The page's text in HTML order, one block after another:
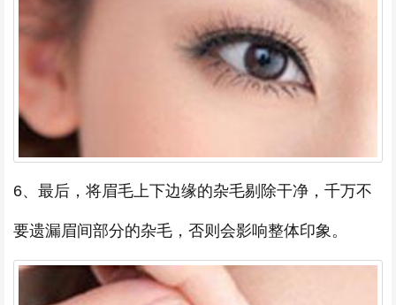
6、最后，将眉毛上下边缘的杂毛剔除干净，千万不
要遗漏眉间部分的杂毛，否则会影响整体印象。